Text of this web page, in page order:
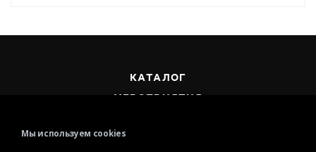
КАТАЛОГ
МЕРОПРИЯТИЯ
СТРУКТУРА
Мы используем cookies